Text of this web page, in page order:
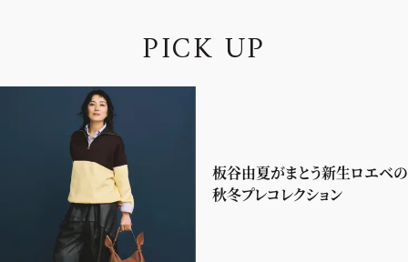
PICK UP
板谷由夏がまとう新生ロエベの
秋冬プレコレクション